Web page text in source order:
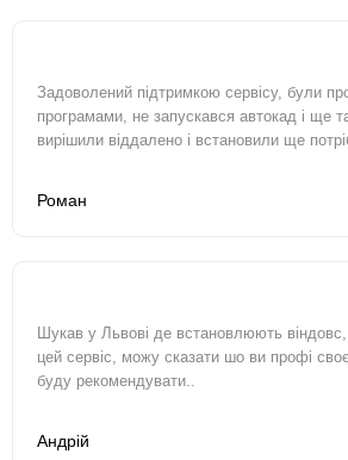
Задоволений підтримкою сервісу, були
програмами, не запускався автокад і ще
вирішили віддалено і встановили ще
Роман
Шукав у Львові де встановлюють віндовс,
цей сервіс, можу сказати шо ви профі
буду рекомендувати..
Андрій